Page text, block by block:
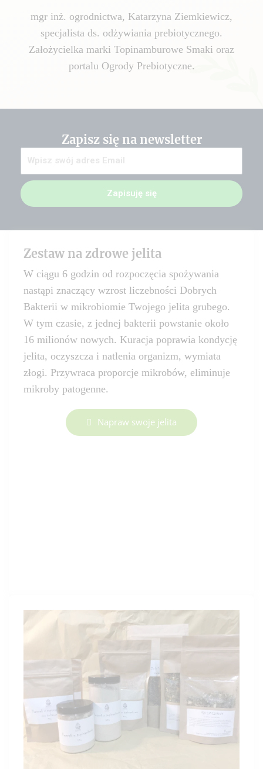
mgr inż. ogrodnictwa, Katarzyna Ziemkiewicz,
specjalista ds. odżywiania prebiotycznego.
Założycielka marki Topinamburowe Smaki oraz
portalu Ogrody Prebiotyczne.
Zapisz się na newsletter
Zapisuję się
Zestaw na zdrowe jelita
W ciągu 6 godzin od rozpoczęcia spożywania
nastąpi znaczący wzrost liczebności Dobrych
Bakterii w mikrobiomie Twojego jelita grubego.
W tym czasie, z jednej bakterii powstanie około
16 milionów nowych. Kuracja poprawia kondycję
jelita, oczyszcza i natlenia organizm, wymiata
złogi. Przywraca proporcje mikrobów, eliminuje
mikroby patogenne.
Napraw swoje jelita